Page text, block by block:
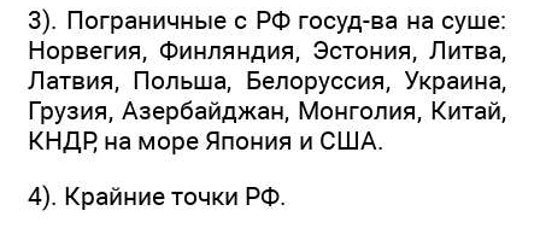
3). Пограничные с РФ госуд-ва на суше:
Норвегия, Финляндия, Эстония, Литва,
Латвия, Польша, Белоруссия, Украина,
Грузия, Азербайджан, Монголия, Китай,
КНДР, на море Япония и США.
4). Крайние точки РФ.